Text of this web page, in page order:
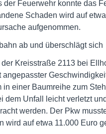
Feuerwehr konnte das
Schaden wird auf
aufgenommen.
ab und überschlägt sich
Kreisstraße 2113 bei
einer Baumreihe zum
Unfall leicht verletzt
werden. Der Pkw
wird auf etwa 11.000 Euro